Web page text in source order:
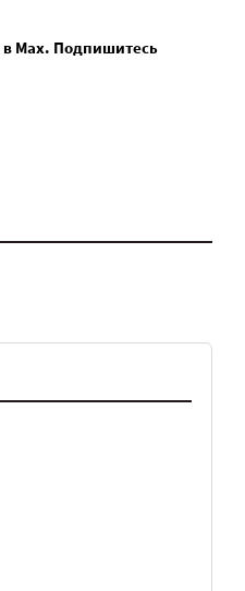
Max. Подпишитесь